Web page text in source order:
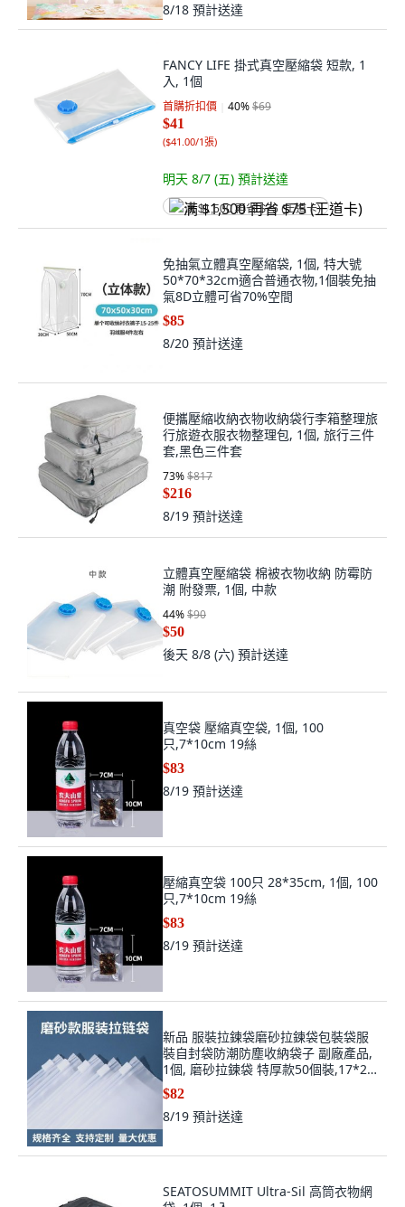
8/18 預計送達
FANCY LIFE 掛式真空壓縮袋 短款, 1
入, 1個
首購折扣價 40%$69
$41
($41.00/1張)
明天 8/7 (五) 預計送達
满 $1,500 再省 $75 (王道卡)
免抽氣立體真空壓縮袋, 1個, 特大號
50*70*32cm適合普通衣物,1個裝免抽
氣8D立體可省70%空間
$85
8/20 預計送達
便攜壓縮收納衣物收納袋行李箱整理旅
行旅遊衣服衣物整理包, 1個, 旅行三件
套,黑色三件套
73%$817
$216
8/19 預計送達
立體真空壓縮袋 棉被衣物收納 防霉防
潮 附發票, 1個, 中款
44%$90
$50
後天 8/8 (六) 預計送達
真空袋 壓縮真空袋, 1個, 100
只,7*10cm 19絲
$83
8/19 預計送達
壓縮真空袋 100只 28*35cm, 1個, 100
只,7*10cm 19絲
$83
8/19 預計送達
新品 服裝拉鍊袋磨砂拉鍊袋包裝袋服
裝自封袋防潮防塵收納袋子 副廠產品,
1個, 磨砂拉鍊袋 特厚款50個裝,17*25
豎版帶透氣孔
$82
8/19 預計送達
SEATOSUMMIT Ultra-Sil 高筒衣物網